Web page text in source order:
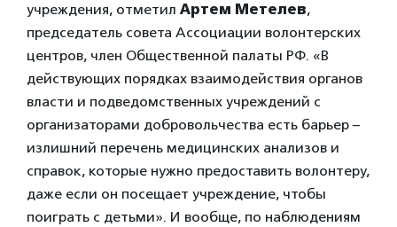
учреждения, отметил Артем Метелев,
председатель совета Ассоциации волонтерских
центров, член Общественной палаты РФ. «В
действующих порядках взаимодействия органов
власти и подведомственных учреждений с
организаторами добровольчества есть барьер –
излишний перечень медицинских анализов и
справок, которые нужно предоставить волонтеру,
даже если он посещает учреждение, чтобы
поиграть с детьми». И вообще, по наблюдениям